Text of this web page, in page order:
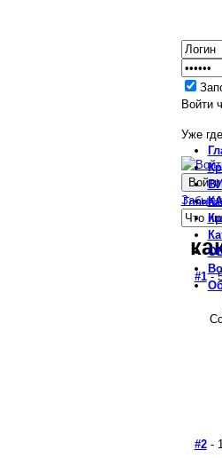
Войти
Уже
#1-
#2-